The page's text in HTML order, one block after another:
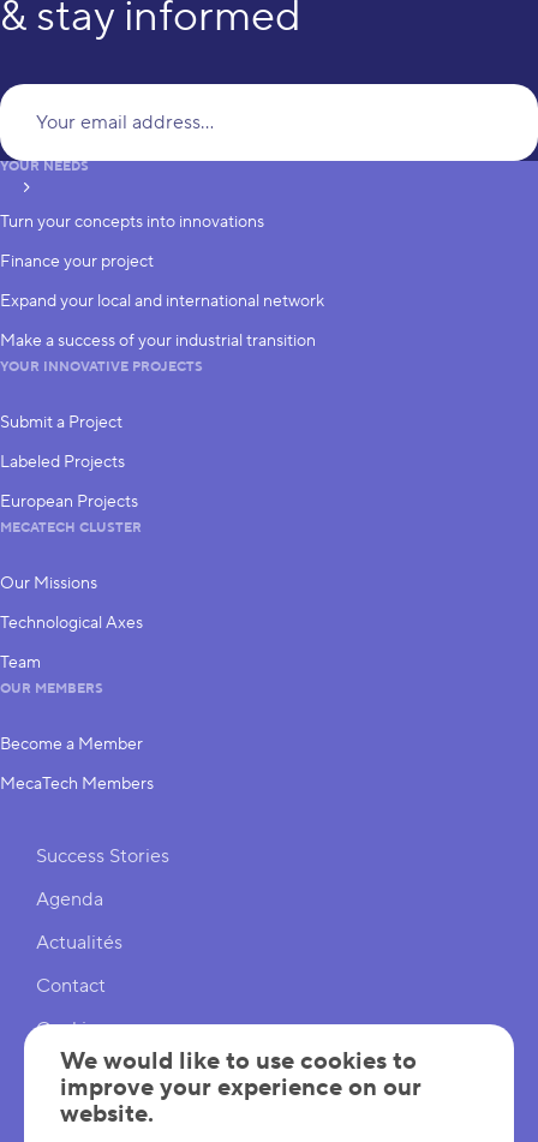
& stay informed
subscribe
YOUR NEEDS
Turn your concepts into innovations
Finance your project
Expand your local and international network
Make a success of your industrial transition
YOUR INNOVATIVE PROJECTS
Submit a Project
Labeled Projects
European Projects
MECATECH CLUSTER
Our Missions
Technological Axes
Team
OUR MEMBERS
Become a Member
MecaTech Members
Shortcuts
Success Stories
Agenda
Actualités
Contact
Cookies
Cookies Settings
Mentions légales
We would like to use cookies to
improve your experience on our
website.